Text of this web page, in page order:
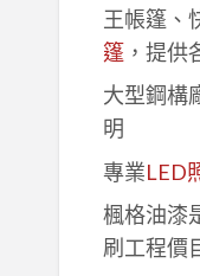
王帳篷、
篷，提供
大型鋼構
明
專業LED
楓格油漆
刷工程價